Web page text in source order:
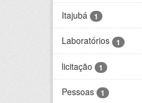
Itajubá 1
Laboratórios 1
licitação 1
Pessoas 1